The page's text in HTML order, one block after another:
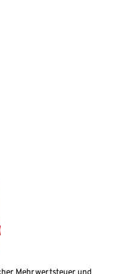
Mehrwertsteuer und